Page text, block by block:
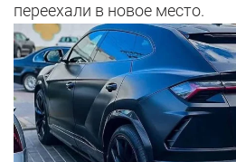
переехали в новое место.